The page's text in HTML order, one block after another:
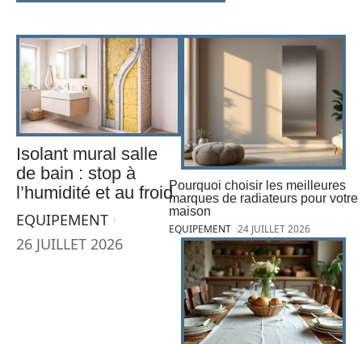
Isolant mural salle
de bain : stop à
l’humidité et au froid
EQUIPEMENT
26 JUILLET 2026
Pourquoi choisir les meilleures
marques de radiateurs pour votre
maison
EQUIPEMENT 24 JUILLET 2026